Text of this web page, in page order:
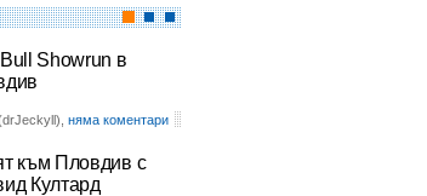
Showrun в
няма коментари
към Пловдив с
Култард